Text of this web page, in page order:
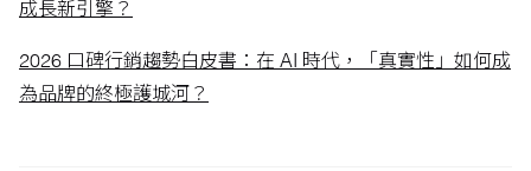
成長新引擎？
2026 口碑行銷趨勢白皮書：在 AI 時代，「真實性」如何成
為品牌的終極護城河？